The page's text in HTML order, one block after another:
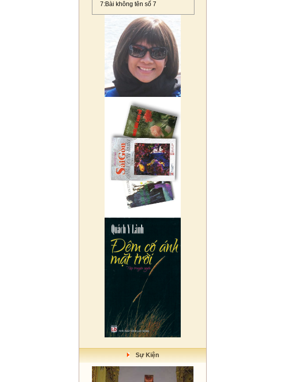
7:Bài không tên số 7
Sự Kiện